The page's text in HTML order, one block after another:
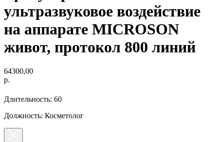
ультразвуковое воздействие
на аппарате MICROSON
живот, протокол 800 линий
64300,00
р.
Длительность: 60
Должность: Косметолог